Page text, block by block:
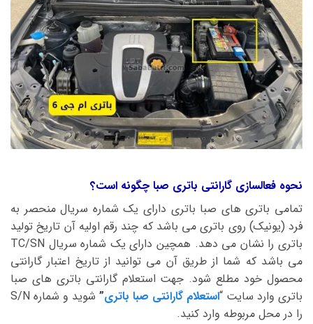
نحوه فعالسازی گارانتی باتری صبا چگونه است؟
تمامی باتری های صبا باتری دارای یک شماره سریال منحصر به
فرد (یونیک) روی باتری می باشد که چند رقم اولیه آن تاریخ تولید
باتری را نشان می دهد. همچین دارای یک شماره سریال TC/SN
می باشد که شما از طریق آن می توانید از تاریخ اعتبار گارانتی
محصول خود مطلع شود. جهت استعلام گارانتی باتری های صبا
باتری وارد سایت “استعلام گارانتی صبا باتری”
شوید و شماره S/N
را در محل مربوطه وارد کنید.